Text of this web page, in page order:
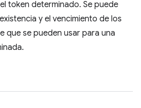
token determinado. Se puede
y el vencimiento de los
que se pueden usar para una